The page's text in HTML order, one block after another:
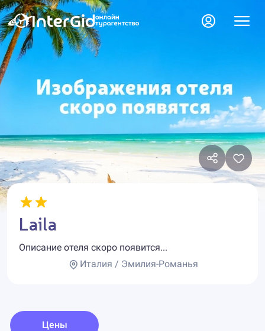
Laila
Описание отеля скоро появится...
Италия / Эмилия-Романья
Цены